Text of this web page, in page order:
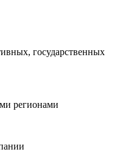
государственных
регионами